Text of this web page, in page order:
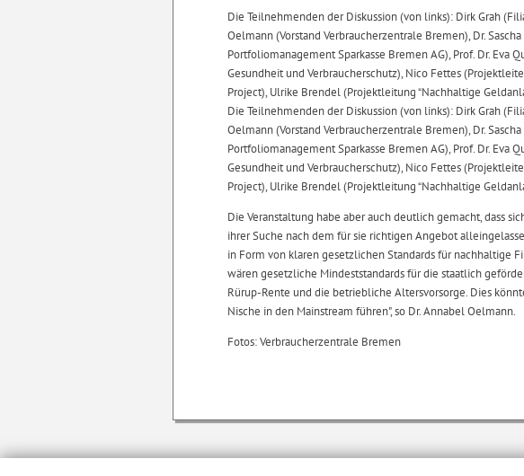
Die Teilnehmenden der Diskussion (von links): Dirk Grah
Oelmann (Vorstand Verbraucherzentrale Bremen), Dr.
Portfoliomanagement Sparkasse Bremen AG), Prof. Dr. Eva
Gesundheit und Verbraucherschutz), Nico Fettes
Project), Ulrike Brendel (Projektleitung “Nachhaltige
Die Teilnehmenden der Diskussion (von links): Dirk Grah
Oelmann (Vorstand Verbraucherzentrale Bremen), Dr.
Portfoliomanagement Sparkasse Bremen AG), Prof. Dr. Eva
Gesundheit und Verbraucherschutz), Nico Fettes
Project), Ulrike Brendel (Projektleitung “Nachhaltige
Die Veranstaltung habe aber auch deutlich gemacht, dass
ihrer Suche nach dem für sie richtigen Angebot
in Form von klaren gesetzlichen Standards für nachhaltige
wären gesetzliche Mindeststandards für die staatlich
Rürup-Rente und die betriebliche Altersvorsorge. Dies
Nische in den Mainstream führen", so Dr. Annabel Oelmann.
Fotos: Verbraucherzentrale Bremen